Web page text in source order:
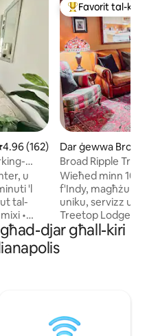
medju ta' 4.96 minn 5,
4.96 (162)
u
'l
tal-
•
mat-
b
Wieħed mill-
Favorit tal-
Dar ġewwa Broad
Broad Ripple
Wieħed minn 10
f'Indy, magħżula
uniku, servizz u
Treetop Lodge
sabiħ u rilassanti
kreattiv
gallerija, lożor tal-
SERVIZZ TAL-ĦASIL
djar għall-kiri